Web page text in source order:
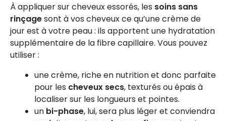
À appliquer sur cheveux essorés, les soins sans
rinçagesont à vos cheveux ce qu’une crème de
jour est à votre peau : ils apportent une hydratation
supplémentaire de la fibre capillaire. Vous pouvez
utiliser :
une crème, riche en nutrition et donc parfaite
pour les cheveux secs, texturés ou épais à
localiser sur les longueurs et pointes.
un bi-phase, lui, sera plus léger et conviendra